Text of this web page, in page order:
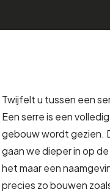
Twijfelt u tussen een
Een serre is een
gebouw wordt gezien.
gaan we dieper in op
het maar een
precies zo bouwen